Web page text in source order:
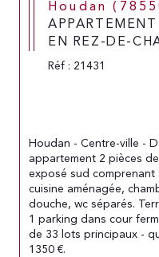
Houdan
EN REZ-DE-
Réf : 21431
Houdan - Centre-ville -
appartement 2 pièces
exposé sud comprenant
cuisine aménagée,
douche, wc séparés.
1 parking dans cour
de 33 lots principaux -
1350 €.